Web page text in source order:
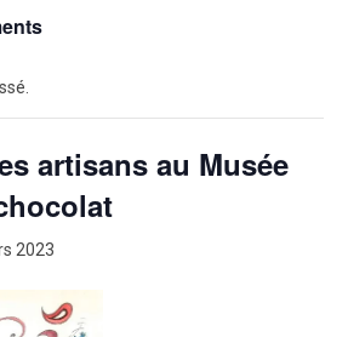
artisans au Musée
2023